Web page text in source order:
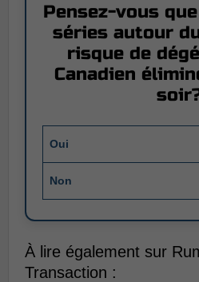
Pensez-vous
séries autour
risque de
Canadien
Oui
Non
À lire également sur
Transaction :